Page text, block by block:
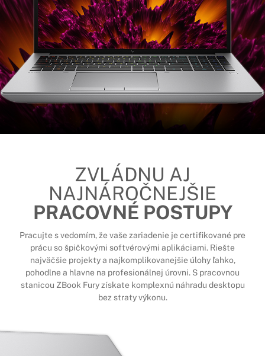
ZVLÁDNU AJ
NAJNÁROČNEJŠIE
PRACOVNÉ POSTUPY
Pracujte s vedomím, že vaše zariadenie je certifikované pre
prácu so špičkovými softvérovými aplikáciami. Riešte
najväčšie projekty a najkomplikovanejšie úlohy ľahko,
pohodlne a hlavne na profesionálnej úrovni. S pracovnou
stanicou ZBook Fury získate komplexnú náhradu desktopu
bez straty výkonu.